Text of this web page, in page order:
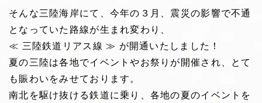
そんな三陸海岸にて、今年の３月、震災の影響で不通
となっていた路線が生まれ変わり、
≪ 三陸鉄道リアス線 ≫ が開通いたしました！
夏の三陸は各地でイベントやお祭りが開催され、とて
も賑わいをみせております。
南北を駆け抜ける鉄道に乗り、各地の夏のイベントを